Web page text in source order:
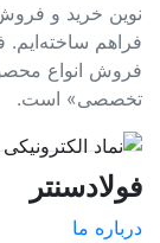
نوین خرید و
فراهم ساخته‌ایم.
فروش انواع
تخصصی» است.
فولادسنتر
درباره ما